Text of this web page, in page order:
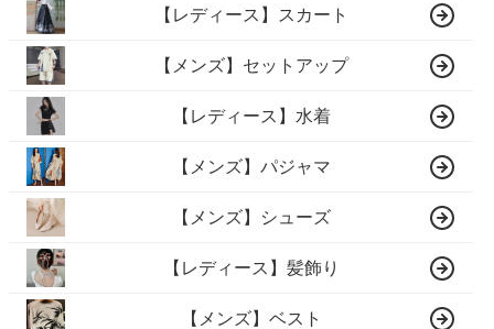
【レディース】スカート
【メンズ】セットアップ
【レディース】水着
【メンズ】パジャマ
【メンズ】シューズ
【レディース】髪飾り
【メンズ】ベスト